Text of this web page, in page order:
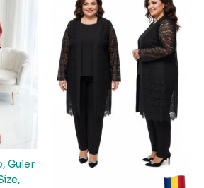
Guler